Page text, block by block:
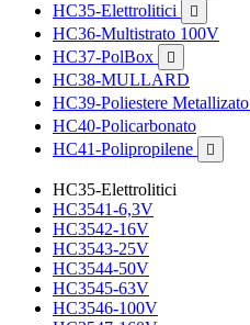
HC35-Elettrolitici

HC36-Multistrato 100V
HC37-PolBox

HC38-MULLARD
HC39-Poliestere Metallizato
HC40-Policarbonato
HC41-Polipropilene

HC35-Elettrolitici
HC3541-6,3V
HC3542-16V
HC3543-25V
HC3544-50V
HC3545-63V
HC3546-100V